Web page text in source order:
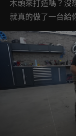
木頭來打造嗎？沒
就真的做了一台給